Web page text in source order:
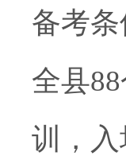
备考
全县
训，